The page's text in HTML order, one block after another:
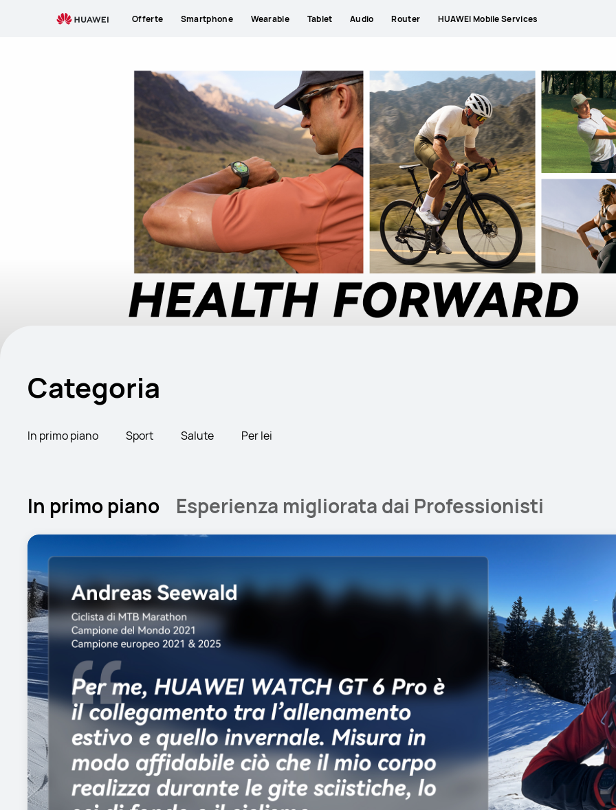
Offerte Smartphone Wearable Tablet Audio Router HUAWEI Mobile Services
Categoria
In primo piano Sport Salute Per lei
In primo piano Esperienza migliorata dai Professionisti